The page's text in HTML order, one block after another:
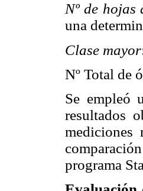
Nº de hojas
una
Clase mayor
Nº Total de
Se empleó
resultados
programa